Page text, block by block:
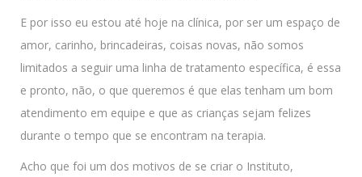
E por isso eu estou até hoje na clínica, por ser um espaço de
amor, carinho, brincadeiras, coisas novas, não somos
limitados a seguir uma linha de tratamento específica, é essa
e pronto, não, o que queremos é que elas tenham um bom
atendimento em equipe e que as crianças sejam felizes
durante o tempo que se encontram na terapia.
Acho que foi um dos motivos de se criar o Instituto,